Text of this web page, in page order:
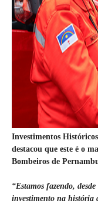
Investimentos
destacou que este é o
Bombeiros de
“Estamos fazendo,
investimento na história